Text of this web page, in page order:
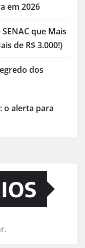
em 2026
que Mais
de R$ 3.000!)
dos
o alerta para